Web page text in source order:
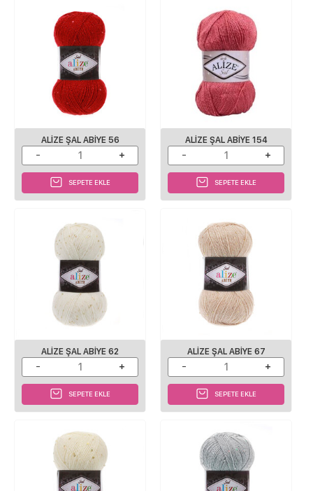
ALİZE ŞAL ABİYE 56
SEPETE EKLE
ALİZE ŞAL ABİYE 154
SEPETE EKLE
ALİZE ŞAL ABİYE 62
SEPETE EKLE
ALİZE ŞAL ABİYE 67
SEPETE EKLE